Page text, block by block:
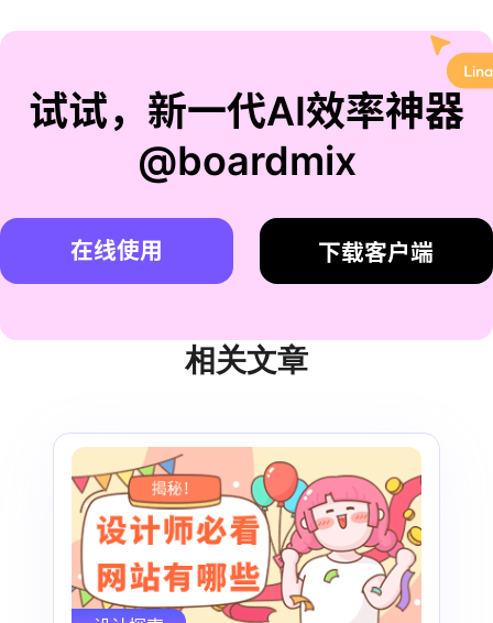
试试，新一代AI效率神器
@boardmix
在线使用 下载客户端
相关文章